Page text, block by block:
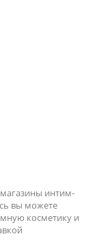
интим-
вы можете
косметику и